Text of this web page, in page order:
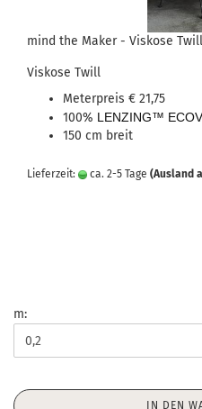
mind the Maker - Viskose
Viskose Twill
Meterpreis € 21,75
100% LENZING™
150 cm breit
Lieferzeit: ca. 2-5 Tage (Ausland
m:
IN DEN